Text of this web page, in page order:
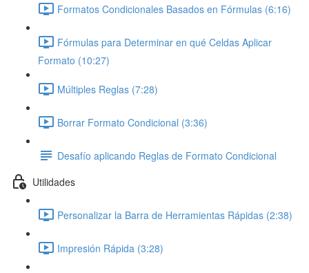
Formatos Condicionales Basados en Fórmulas (6:16)
Fórmulas para Determinar en qué Celdas Aplicar
Formato (10:27)
Múltiples Reglas (7:28)
Borrar Formato Condicional (3:36)
Desafío aplicando Reglas de Formato Condicional
Utilidades
Personalizar la Barra de Herramientas Rápidas (2:38)
Impresión Rápida (3:28)